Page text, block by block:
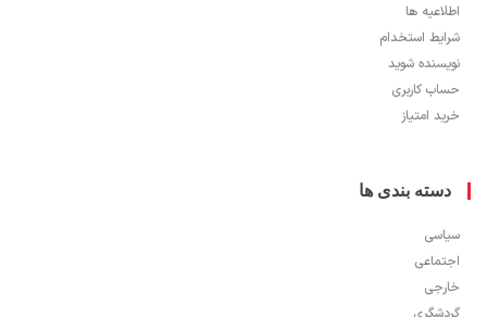
ها
استخدام
شوید
کاربری
امتیاز
بندی ها